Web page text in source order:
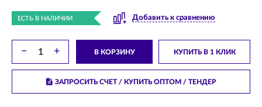
ЕСТЬ В НАЛИЧИИ Добавить к сравнению
− + В КОРЗИНУ КУПИТЬ В 1 КЛИК
ЗАПРОСИТЬ СЧЕТ / КУПИТЬ ОПТОМ/ ТЕНДЕР